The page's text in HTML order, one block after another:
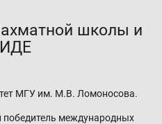
школы и
МГУ им. М.В. Ломоносова.
международных